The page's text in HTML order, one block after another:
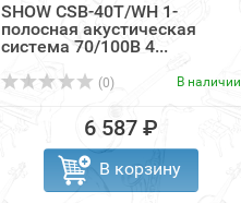
SHOW CSB-40T/WH 1-
полосная акустическая
система 70/100В 4...
(0) В наличии
6 587 ₽
В корзину